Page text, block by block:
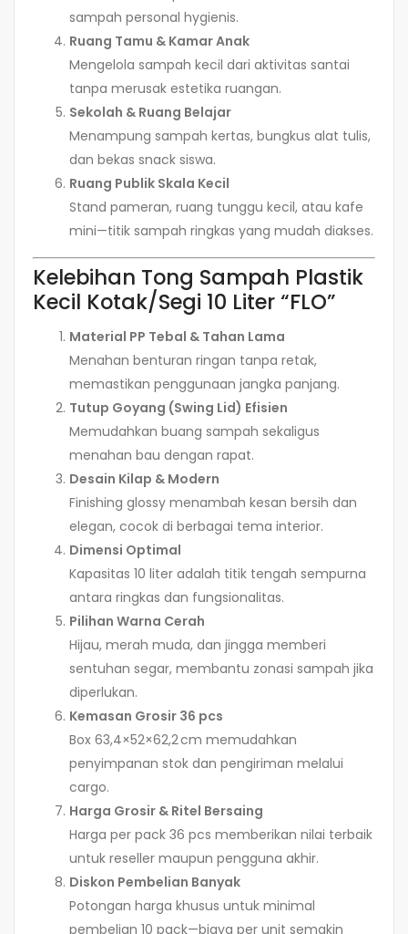
sampah personal hygienis.
Ruang Tamu & Kamar Anak
Mengelola sampah kecil dari aktivitas santai
tanpa merusak estetika ruangan.
Sekolah & Ruang Belajar
Menampung sampah kertas, bungkus alat tulis,
dan bekas snack siswa.
Ruang Publik Skala Kecil
Stand pameran, ruang tunggu kecil, atau kafe
mini—titik sampah ringkas yang mudah diakses.
Kelebihan Tong Sampah Plastik
Kecil Kotak/Segi 10 Liter “FLO”
Material PP Tebal & Tahan Lama
Menahan benturan ringan tanpa retak,
memastikan penggunaan jangka panjang.
Tutup Goyang (Swing Lid) Efisien
Memudahkan buang sampah sekaligus
menahan bau dengan rapat.
Desain Kilap & Modern
Finishing glossy menambah kesan bersih dan
elegan, cocok di berbagai tema interior.
Dimensi Optimal
Kapasitas 10 liter adalah titik tengah sempurna
antara ringkas dan fungsionalitas.
Pilihan Warna Cerah
Hijau, merah muda, dan jingga memberi
sentuhan segar, membantu zonasi sampah jika
diperlukan.
Kemasan Grosir 36 pcs
Box 63,4×52×62,2 cm memudahkan
penyimpanan stok dan pengiriman melalui
cargo.
Harga Grosir & Ritel Bersaing
Harga per pack 36 pcs memberikan nilai terbaik
untuk reseller maupun pengguna akhir.
Diskon Pembelian Banyak
Potongan harga khusus untuk minimal
pembelian 10 pack—biaya per unit semakin